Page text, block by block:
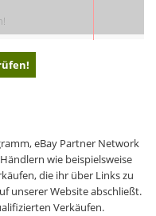
eBay Partner Network
wie beispielsweise
die ihr über Links zu
unserer Website abschließt.
Verkäufen.